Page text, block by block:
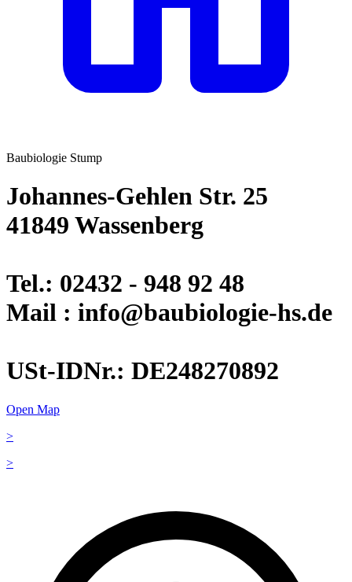
Baubiologie Stump
Johannes-Gehlen Str. 25
41849 Wassenberg
Tel.: 02432 - 948 92 48
Mail : info@baubiologie-hs.de
USt-IDNr.: DE248270892
Open Map
>
>